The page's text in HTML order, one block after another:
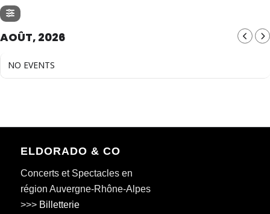
AOÛT, 2026
NO EVENTS
ELDORADO & CO
Concerts et Spectacles en
région Auvergne-Rhône-Alpes
>>> Billetterie